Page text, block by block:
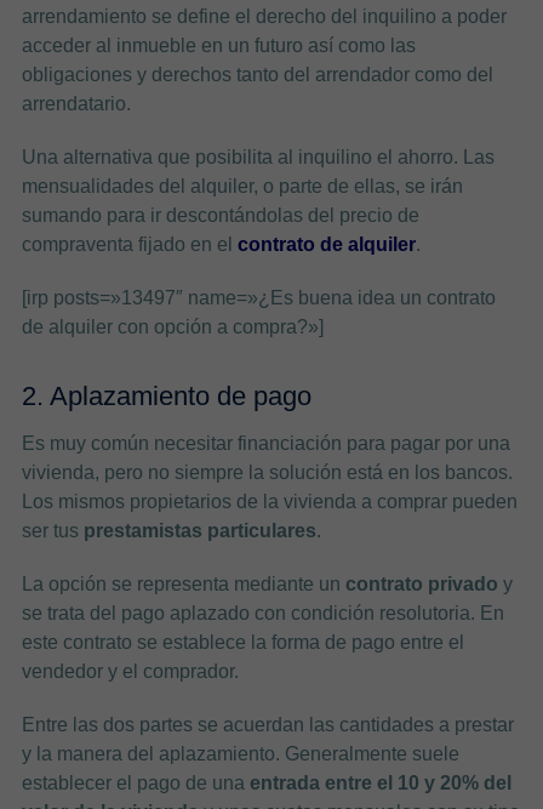
arrendamiento se define el derecho del inquilino a poder
acceder al inmueble en un futuro así como las
obligaciones y derechos tanto del arrendador como del
arrendatario.
Una alternativa que posibilita al inquilino el ahorro. Las
mensualidades del alquiler, o parte de ellas, se irán
sumando para ir descontándolas del precio de
compraventa fijado en el contrato de alquiler.
[irp posts=»13497″ name=»¿Es buena idea un contrato
de alquiler con opción a compra?»]
2. Aplazamiento de pago
Es muy común necesitar financiación para pagar por una
vivienda, pero no siempre la solución está en los bancos.
Los mismos propietarios de la vivienda a comprar pueden
ser tus prestamistas particulares.
La opción se representa mediante un contrato privado y
se trata del pago aplazado con condición resolutoria. En
este contrato se establece la forma de pago entre el
vendedor y el comprador.
Entre las dos partes se acuerdan las cantidades a prestar
y la manera del aplazamiento. Generalmente suele
establecer el pago de una entrada entre el 10 y 20% del